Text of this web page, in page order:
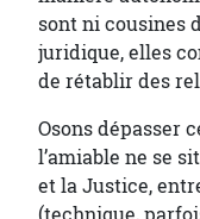
sont ni cousines
juridique, elles
de rétablir des
Osons dépasser
l’amiable ne se
et la Justice,